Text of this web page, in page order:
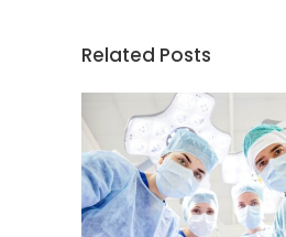
Related Posts